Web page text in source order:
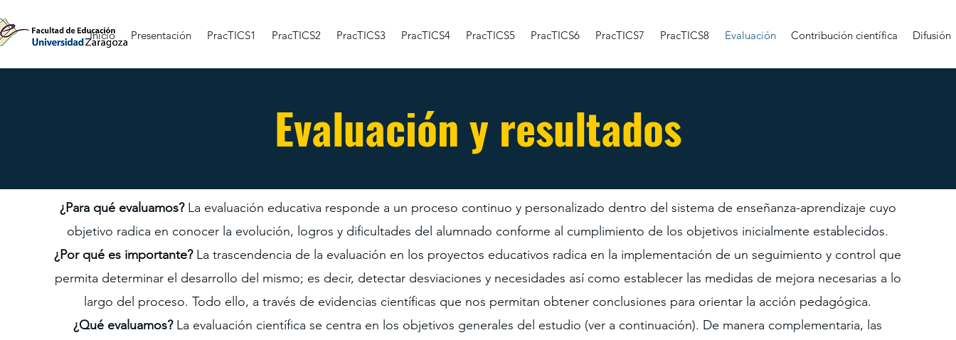
Inicio Presentación PracTICS1 PracTICS2 PracTICS3 PracTICS4 PracTICS5 PracTICS6 PracTICS7 PracTICS8 Evaluación Contribución científica Difusión
Evaluación y resultados
¿Para qué evaluamos?La evaluación educativa responde a un proceso continuo y personalizado dentro del sistema de enseñanza-aprendizaje cuyo
objetivo radica en conocer la evolución, logros y dificultades del alumnado conforme al cumplimiento de los objetivos inicialmente establecidos.
¿Por qué es importante?La trascendencia de la evaluación en los proyectos educativos radica en la implementación de un seguimiento y control que
permita determinar el desarrollo del mismo; es decir, detectar desviaciones y necesidades así como establecer las medidas de mejora necesarias a lo
largo del proceso. Todo ello, a través de evidencias científicas que nos permitan obtener conclusiones para orientar la acción pedagógica.
¿Qué evaluamos? La evaluación científica se centra en los objetivos generales del estudio (ver a continuación). De manera complementaria, las